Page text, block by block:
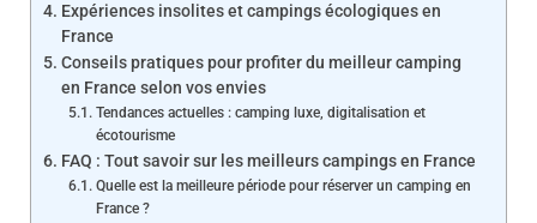
Expériences insolites et campings écologiques en
France
Conseils pratiques pour profiter du meilleur camping
en France selon vos envies
Tendances actuelles : camping luxe, digitalisation et
écotourisme
FAQ : Tout savoir sur les meilleurs campings en France
Quelle est la meilleure période pour réserver un camping en
France ?